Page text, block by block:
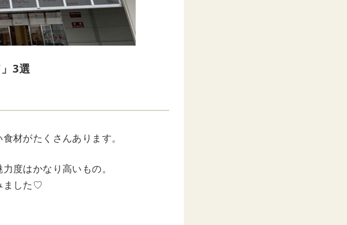
3選
材がたくさんあります。
度はかなり高いもの。
ました♡